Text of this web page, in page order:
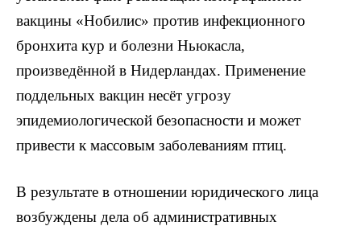
вакцины «Нобилис» против инфекционного
бронхита кур и болезни Ньюкасла,
произведённой в Нидерландах. Применение
поддельных вакцин несёт угрозу
эпидемиологической безопасности и может
привести к массовым заболеваниям птиц.
В результате в отношении юридического лица
возбуждены дела об административных